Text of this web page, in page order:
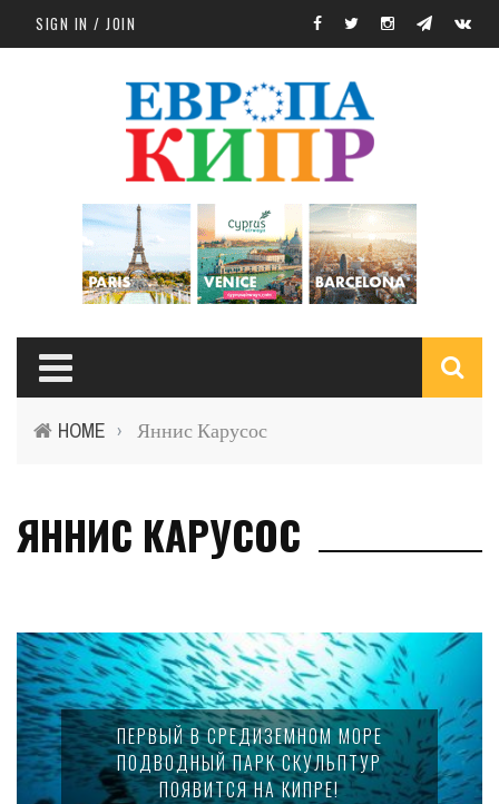
Skip to main content
SIGN IN / JOIN
HOME › Яннис Карусос
ЯННИС КАРУСОС
ПЕРВЫЙ В СРЕДИЗЕМНОМ МОРЕ
ПОДВОДНЫЙ ПАРК СКУЛЬПТУР
ПОЯВИТСЯ НА КИПРЕ!